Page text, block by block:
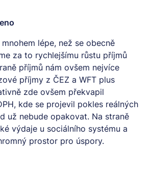
lépe, než se obecně
za to rychlejšímu růstu příjmů
příjmů nám ovšem nejvíce
příjmy z ČEZ a WFT plus
zde ovšem překvapil
kde se projevil pokles reálných
už nebude opakovat. Na straně
výdaje u sociálního systému a
prostor pro úspory.